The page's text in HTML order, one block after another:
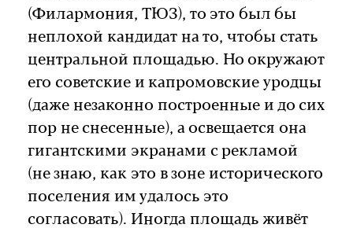
(Филармония, ТЮЗ), то это был бы
неплохой кандидат на то, чтобы стать
центральной площадью. Но окружают
его советские и капромовские уродцы
(даже незаконно построенные и до сих
пор не снесенные), а освещается она
гигантскими экранами с рекламой
(не знаю, как это в зоне исторического
поселения им удалось это
согласовать). Иногда площадь живёт